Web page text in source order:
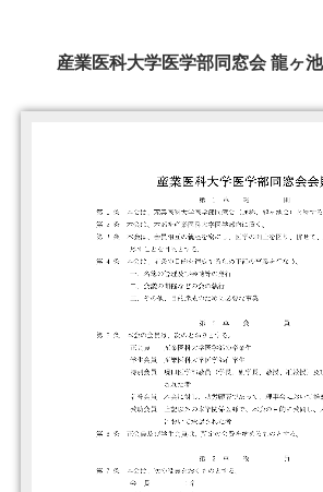
産業医科大学医学部同窓会 龍ヶ